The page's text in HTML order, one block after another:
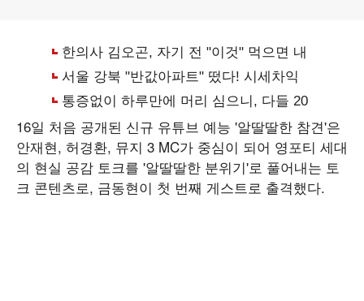
16일 처음 공개된 신규 유튜브 예능 '알딸딸한 참견'은
안재현, 허경환, 뮤지 3 MC가 중심이 되어 영포티 세대
의 현실 공감 토크를 '알딸딸한 분위기'로 풀어내는 토
크 콘텐츠로, 금동현이 첫 번째 게스트로 출격했다.